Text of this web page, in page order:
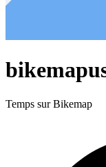
Temps sur Bikemap